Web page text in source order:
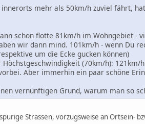
mehr als 50km/h zuviel fährt,
schon flotte 81km/h im Wohngebiet -
wir dann mind. 101km/h - wenn Du
um die Ecke gucken können)
(70km/h):
Aber immerhin ein paar schöne
vernünftigen Grund, warum man so
Strassen, vorzugsweise an Ortsein-